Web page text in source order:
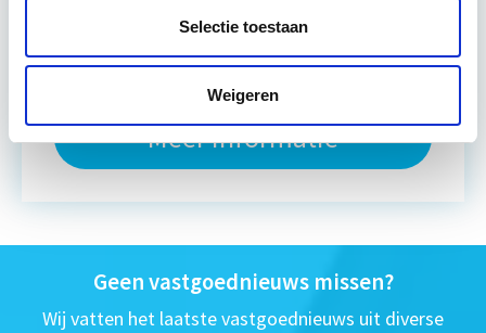
Selectie toestaan
Weigeren
Meer informatie
Geen vastgoednieuws missen?
Wij vatten het laatste vastgoednieuws uit diverse